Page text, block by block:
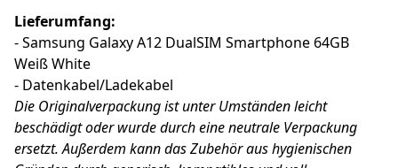
Lieferumfang:
- Samsung Galaxy A12 DualSIM Smartphone 64GB
Weiß White
- Datenkabel/Ladekabel
Die Originalverpackung ist unter Umständen leicht
beschädigt oder wurde durch eine neutrale Verpackung
ersetzt. Außerdem kann das Zubehör aus hygienischen